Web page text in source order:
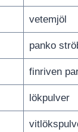
vetemjöl
panko
finriven
lökpulver